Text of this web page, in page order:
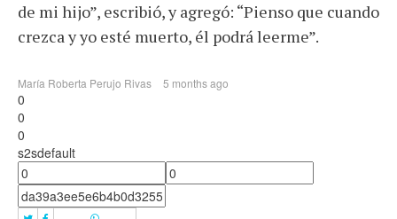
de mi hijo”, escribió, y agregó: “Pienso que cuando
crezca y yo esté muerto, él podrá leerme”.
María Roberta Perujo Rivas 5 months ago
0
0
0
s2sdefault